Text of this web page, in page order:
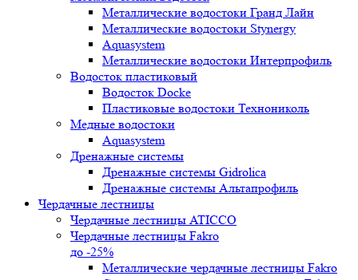
Металлические водостоки Гранд Лайн
Металлические водостоки Stynergy
Aquasystem
Металлические водостоки Интерпрофиль
Водосток пластиковый
Водосток Docke
Пластиковые водостоки Технониколь
Медные водостоки
Aquasystem
Дренажные системы
Дренажные системы Gidrolica
Дренажные системы Альтапрофиль
Чердачные лестницы
Чердачные лестницы ATICCO
Чердачные лестницы Fakro
до -25%
Металлические чердачные лестницы Fakro